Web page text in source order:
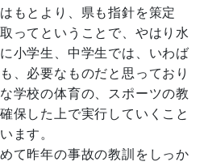
もとより、県も指針を策定
ってということで、やはり水
小学生、中学生では、いわば
、必要なものだと思っており
学校の体育の、スポーツの教
保した上で実行していくこと
ます。
て昨年の事故の教訓をしっか